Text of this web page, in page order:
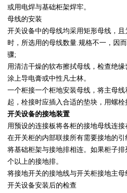
或用电焊与基础柜架焊牢。
母线的安装
开关设备中的母线均采用矩形母线，
时，所选用的母线数量.规格不一，因
骤;
用清洁干燥的软布擦拭母线，检查绝
涂上导电膏或中性凡士林。
一个柜接一个柜地安装母线，将主母
起，栓接时应插入合适的垫块，用螺栓
开关设备的接地装置
用预设的连接板将各柜的接地母线连接
在开关柜的内部联接所有需要接地的引
将基础柜架与接地排相连。如果柜子
个以上的接地排。
将接地开关的接地线与开关柜接地主母
开关设备安装后的检查